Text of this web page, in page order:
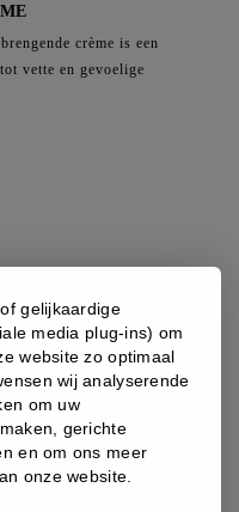
crème is een
vette en gevoelige
gelijkaardige
media plug-ins) om
website zo optimaal
wij analyserende
om uw
gerichte
en om ons meer
onze website.